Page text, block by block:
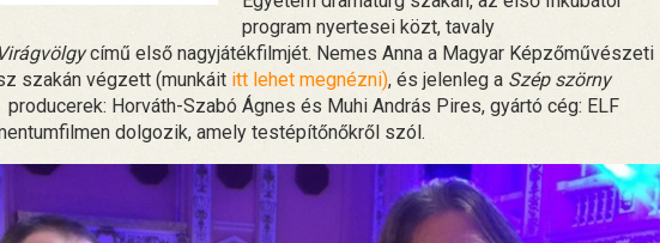
program nyertesei közt, tavaly
Virágvölgycímű első nagyjátékfilmjét. Nemes Anna a Magyar Képzőművészeti
szakán végzett (munkáit itt lehet megnézni), és jelenleg a Szép szörny
producerek: Horváth-Szabó Ágnes és Muhi András Pires, gyártó cég: ELF
dolgozik, amely testépítőnőkről szól.